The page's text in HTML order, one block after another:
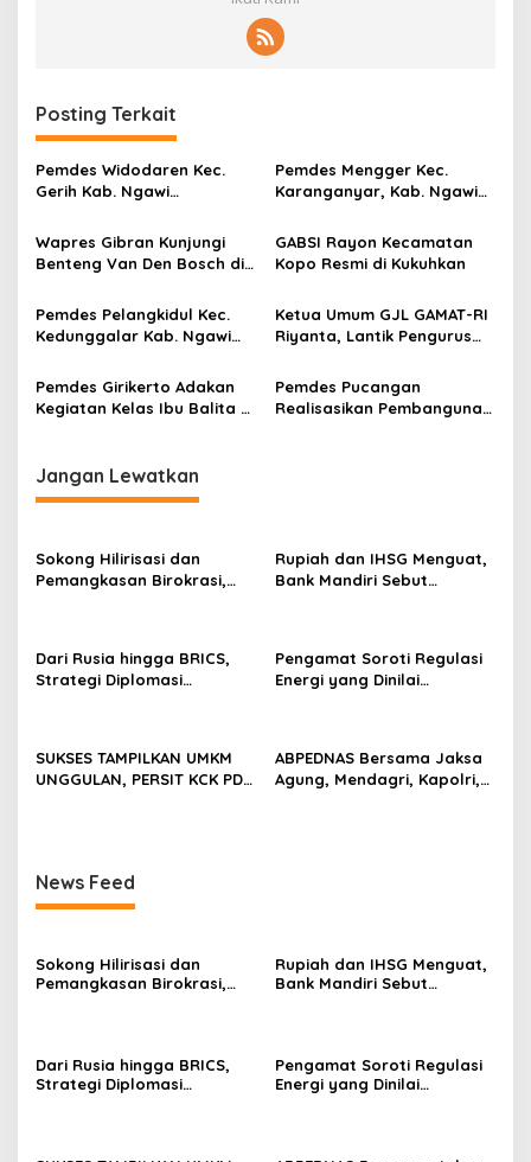
Posting Terkait
Pemdes Widodaren Kec.
Gerih Kab. Ngawi
Rabat Jalan Poros
Pemdes Mengger Kec.
Karanganyar, Kab. Ngawi
Pembangunan Talud
Penahan Tanah (TPT)
Wapres Gibran Kunjungi
Benteng Van Den Bosch di
GABSI Rayon Kecamatan
Kopo Resmi di Kukuhkan
Pemdes Pelangkidul Kec.
Kedunggalar Kab. Ngawi
Dana Desa Tahun 2024
Ketua Umum GJL GAMAT-RI
Riyanta, Lantik Pengurus
Semarang
Pemdes Girikerto Adakan
Kegiatan Kelas Ibu Balita di
Pemdes Pucangan
Realisasikan Pembangunan
Jangan Lewatkan
Sokong Hilirisasi dan
Pemangkasan Birokrasi,
Rupiah dan IHSG Menguat,
Bank Mandiri Sebut
Dari Rusia hingga BRICS,
Strategi Diplomasi
Pengamat Soroti Regulasi
Energi yang Dinilai
SUKSES TAMPILKAN UMKM
UNGGULAN, PERSIT KCK PD
ABPEDNAS Bersama Jaksa
Agung, Mendagri, Kapolri,
News Feed
Sokong Hilirisasi dan
Pemangkasan Birokrasi,
Rupiah dan IHSG Menguat,
Bank Mandiri Sebut
Dari Rusia hingga BRICS,
Strategi Diplomasi
Pengamat Soroti Regulasi
Energi yang Dinilai